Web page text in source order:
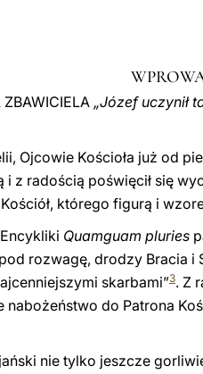
ZBAWICIELA „Józef uczynił
Ojcowie Kościoła już od
i z radością poświęcił się
którego figurą i
Quamguam pluries
rozwagę, drodzy Bracia i
skarbami”3. Z
do Patrona
nie tylko jeszcze